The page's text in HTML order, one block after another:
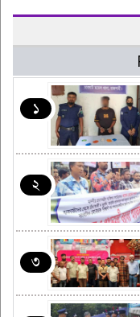
১
২
৩